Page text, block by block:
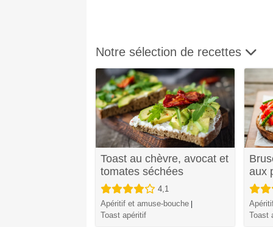
Notre sélection de recettes
Toast au chèvre, avocat et
tomates séchées
4,1
Apéritif et amuse-bouche
Toast apéritif
aux
Toast